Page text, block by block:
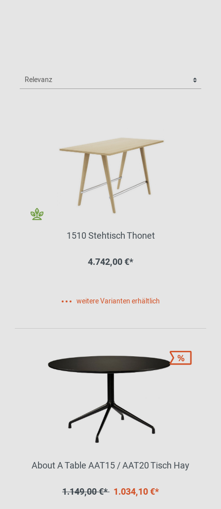
1510 Stehtisch Thonet
4.742,00 €*
weitere Varianten erhältlich
About A Table AAT15 / AAT20 Tisch Hay
1.149,00 €* 1.034,10 €*